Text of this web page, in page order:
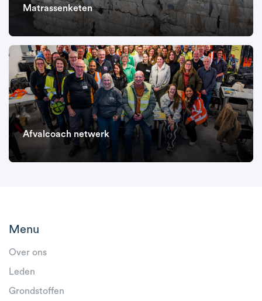
Matrassenketen
Afvalcoach netwerk
Menu
Over ons
Leden
Grondstoffen